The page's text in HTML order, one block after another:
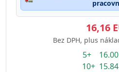
16,16
Bez DPH, plus
5+ 16.00
10+